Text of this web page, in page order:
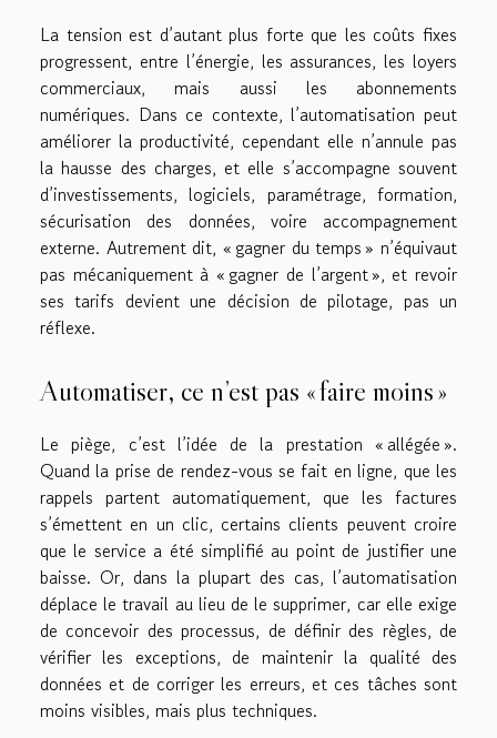
La tension est d’autant plus forte que les coûts fixes
progressent, entre l’énergie, les assurances, les loyers
commerciaux, mais aussi les abonnements
numériques. Dans ce contexte, l’automatisation peut
améliorer la productivité, cependant elle n’annule pas
la hausse des charges, et elle s’accompagne souvent
d’investissements, logiciels, paramétrage, formation,
sécurisation des données, voire accompagnement
externe. Autrement dit, « gagner du temps » n’équivaut
pas mécaniquement à « gagner de l’argent », et revoir
ses tarifs devient une décision de pilotage, pas un
réflexe.
Automatiser, ce n’est pas « faire moins »
Le piège, c’est l’idée de la prestation « allégée ».
Quand la prise de rendez-vous se fait en ligne, que les
rappels partent automatiquement, que les factures
s’émettent en un clic, certains clients peuvent croire
que le service a été simplifié au point de justifier une
baisse. Or, dans la plupart des cas, l’automatisation
déplace le travail au lieu de le supprimer, car elle exige
de concevoir des processus, de définir des règles, de
vérifier les exceptions, de maintenir la qualité des
données et de corriger les erreurs, et ces tâches sont
moins visibles, mais plus techniques.